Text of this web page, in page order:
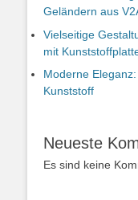
Geländern aus
Vielseitige
mit
Moderne
Kunststoff
Neueste
Es sind keine